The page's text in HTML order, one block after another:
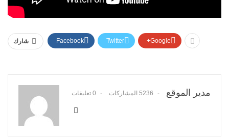
شارك Facebook Twitter Google+
مدير الموقع 5236 المشاركات 0 تعليقات